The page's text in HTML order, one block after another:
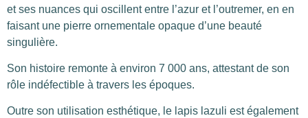
et ses nuances qui oscillent entre l’azur et l’outremer, en en
faisant une pierre ornementale opaque d’une beauté
singulière.
Son histoire remonte à environ 7 000 ans, attestant de son
rôle indéfectible à travers les époques.
Outre son utilisation esthétique, le lapis lazuli est également